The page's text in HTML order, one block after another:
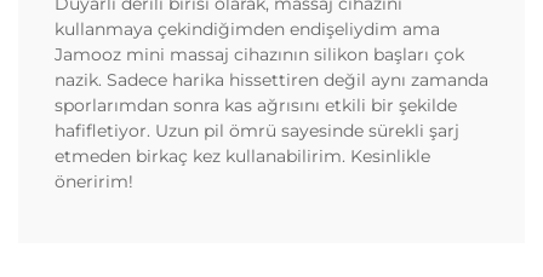
kullanmaya çekindiğimden endişeliydim ama
Jamooz mini massaj cihazının silikon başları çok
nazik. Sadece harika hissettiren değil aynı zamanda
sporlarımdan sonra kas ağrısını etkili bir şekilde
hafifletiyor. Uzun pil ömrü sayesinde sürekli şarj
etmeden birkaç kez kullanabilirim. Kesinlikle
öneririm!